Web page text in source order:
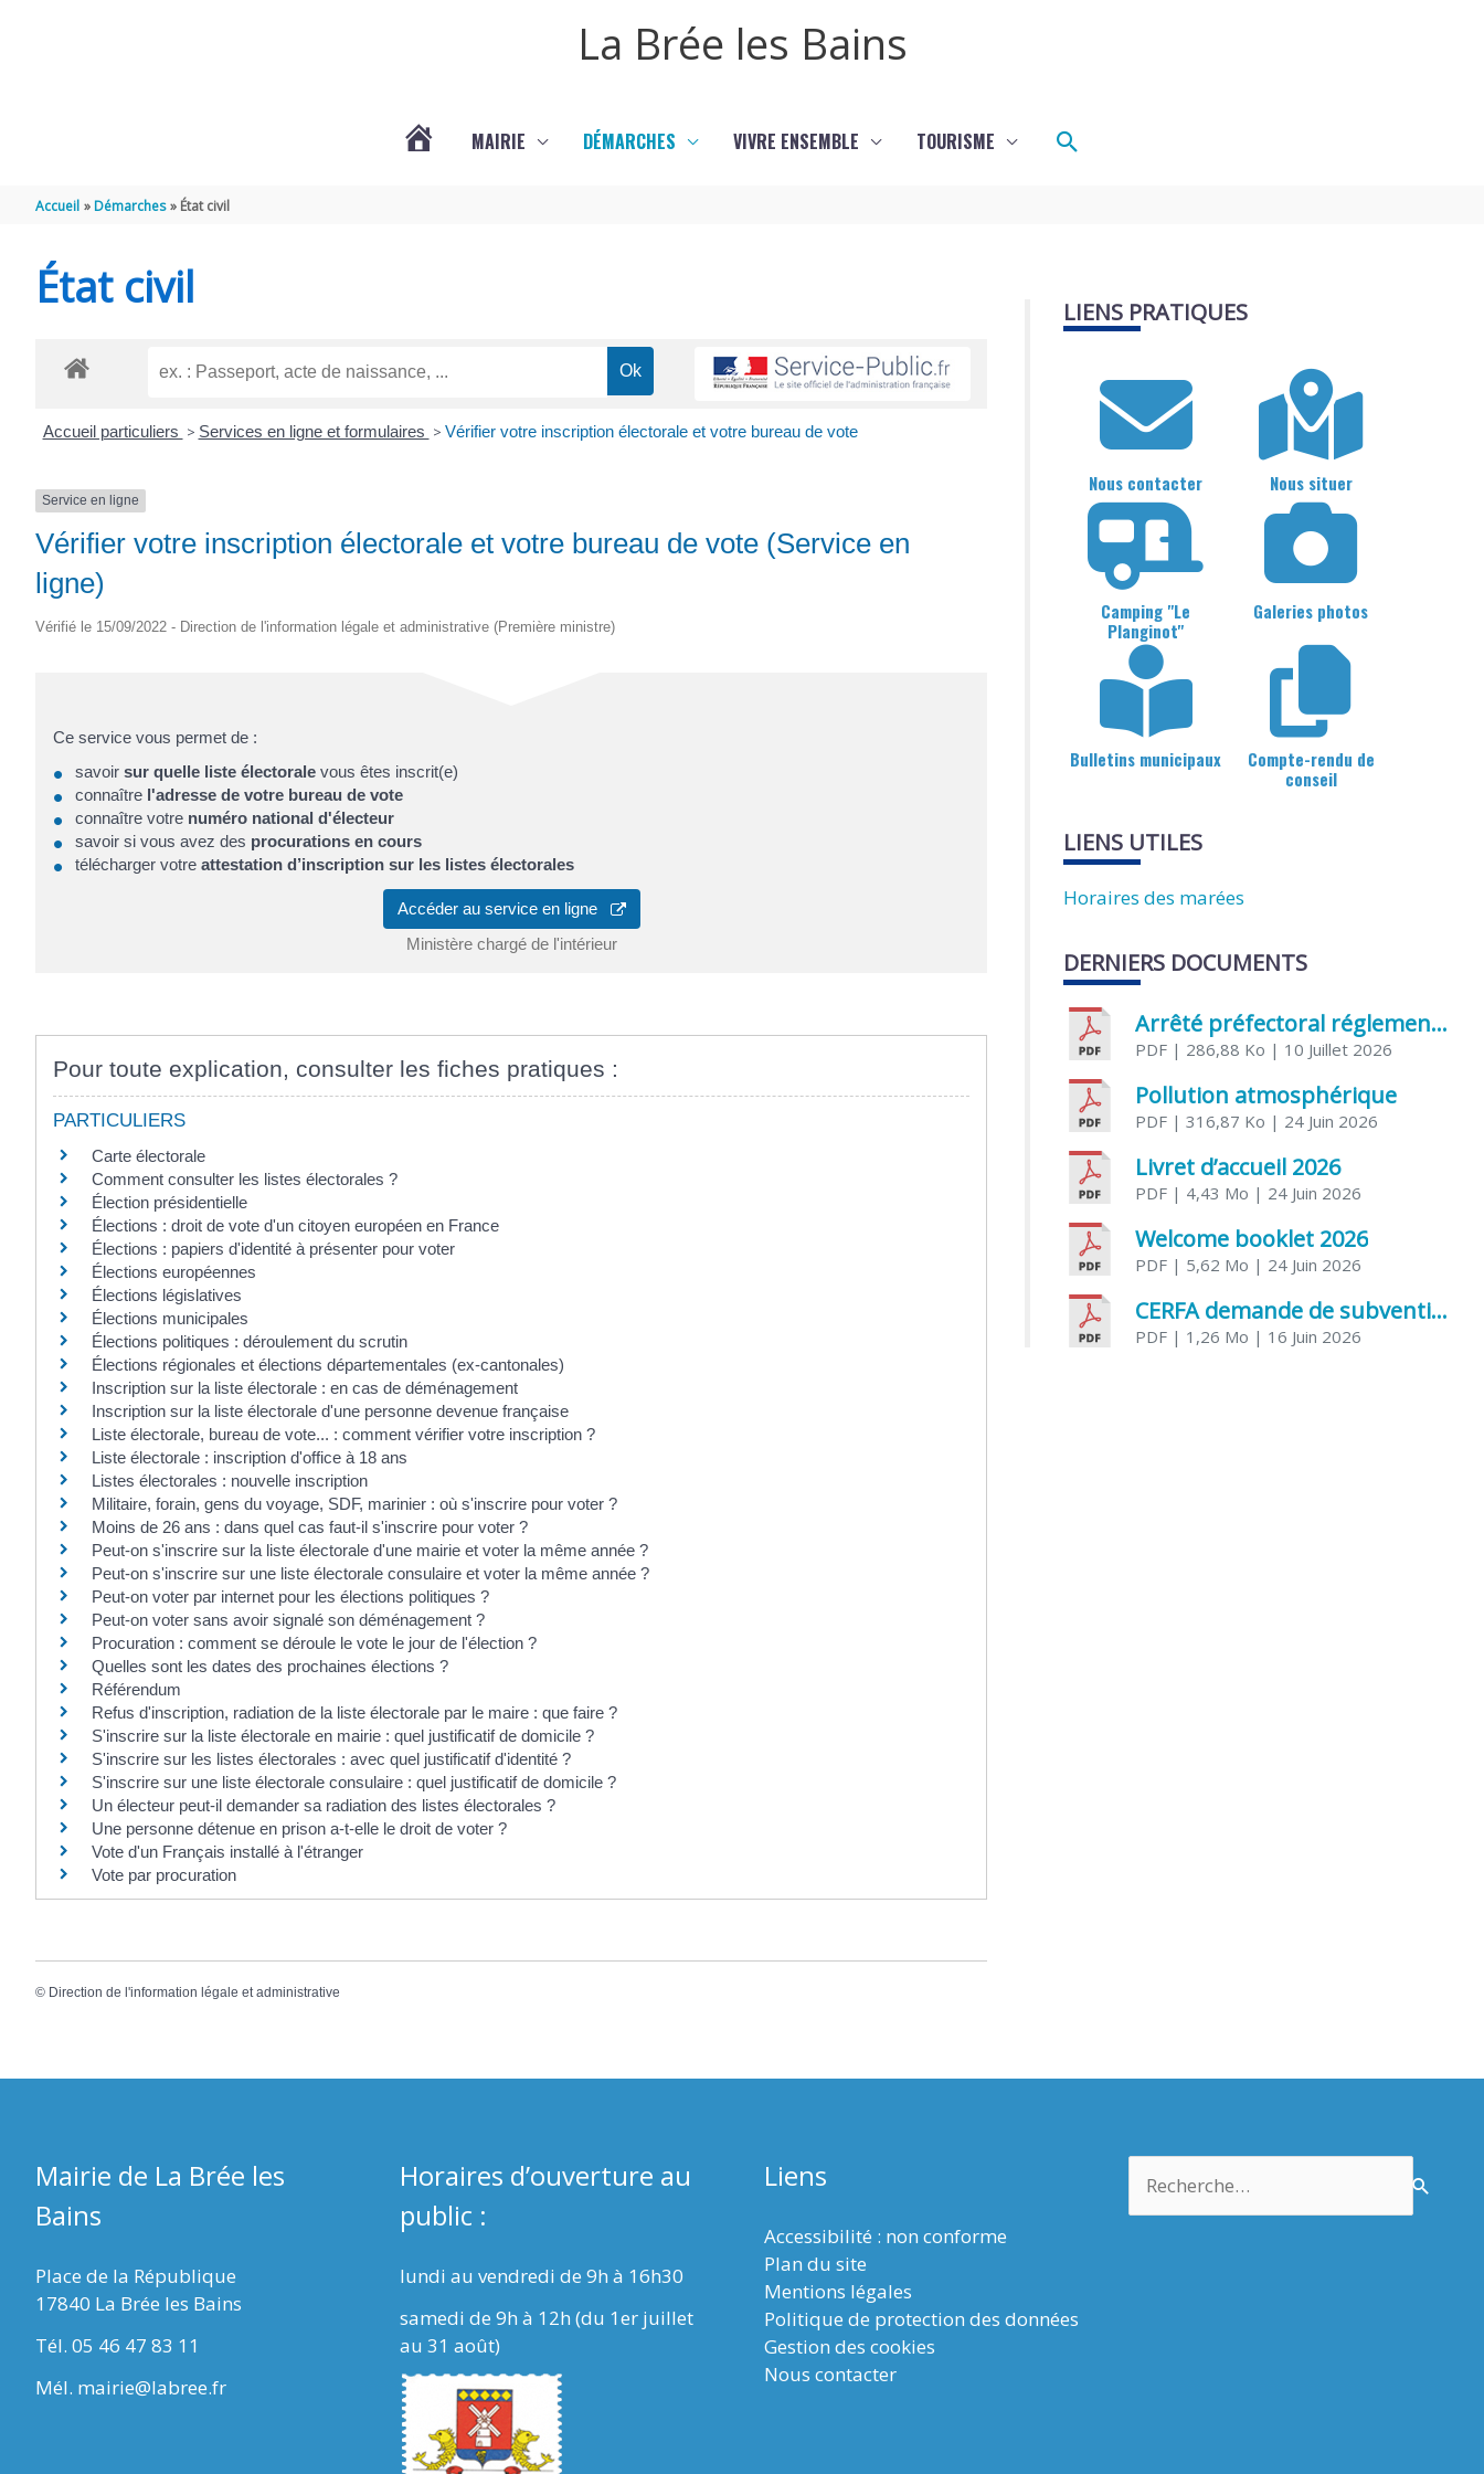
La Brée les Bains
TITRE)
MAIRIE DÉMARCHES VIVRE ENSEMBLE TOURISME Rechercher
Accueil Démarches État civil
État civil
Accueil particuliers > Services en ligne et formulaires > Vérifier votre inscription électorale et votre bureau de vote
Service en ligne
Vérifier votre inscription électorale et votre bureau de vote (Service en
ligne)
Vérifié le 15/09/2022 - Direction de l'information légale et administrative (Première ministre)
Ce service vous permet de :
savoir sur quelle liste électorale vous êtes inscrit(e)
connaître l'adresse de votre bureau de vote
connaître votre numéro national d'électeur
savoir si vous avez des procurations en cours
télécharger votre attestation d’inscription sur les listes électorales
Accéder au service en ligne
Ministère chargé de l'intérieur
Pour toute explication, consulter les fiches pratiques :
PARTICULIERS
Carte électorale
Comment consulter les listes électorales ?
Élection présidentielle
Élections : droit de vote d'un citoyen européen en France
Élections : papiers d'identité à présenter pour voter
Élections européennes
Élections législatives
Élections municipales
Élections politiques : déroulement du scrutin
Élections régionales et élections départementales (ex-cantonales)
Inscription sur la liste électorale : en cas de déménagement
Inscription sur la liste électorale d'une personne devenue française
Liste électorale, bureau de vote... : comment vérifier votre inscription ?
Liste électorale : inscription d'office à 18 ans
Listes électorales : nouvelle inscription
Militaire, forain, gens du voyage, SDF, marinier : où s'inscrire pour voter ?
Moins de 26 ans : dans quel cas faut-il s'inscrire pour voter ?
Peut-on s'inscrire sur la liste électorale d'une mairie et voter la même année ?
Peut-on s'inscrire sur une liste électorale consulaire et voter la même année ?
Peut-on voter par internet pour les élections politiques ?
Peut-on voter sans avoir signalé son déménagement ?
Procuration : comment se déroule le vote le jour de l'élection ?
Quelles sont les dates des prochaines élections ?
Référendum
Refus d'inscription, radiation de la liste électorale par le maire : que faire ?
S'inscrire sur la liste électorale en mairie : quel justificatif de domicile ?
S'inscrire sur les listes électorales : avec quel justificatif d'identité ?
S'inscrire sur une liste électorale consulaire : quel justificatif de domicile ?
Un électeur peut-il demander sa radiation des listes électorales ?
Une personne détenue en prison a-t-elle le droit de voter ?
Vote d'un Français installé à l'étranger
Vote par procuration
© Direction de l'information légale et administrative
LIENS PRATIQUES
Nous contacter Nous situer
Camping "Le
Planginot"
Galeries photos
Bulletins municipaux
Compte-rendu de
conseil
LIENS UTILES
Horaires des marées
DERNIERS DOCUMENTS
Arrêté préfectoral réglementant l’usage de l’eau
PDF | 286,88 Ko | 10 Juillet 2026
Pollution atmosphérique
PDF | 316,87 Ko | 24 Juin 2026
Livret d’accueil 2026
PDF | 4,43 Mo | 24 Juin 2026
Welcome booklet 2026
PDF | 5,62 Mo | 24 Juin 2026
CERFA demande de subvention association
PDF | 1,26 Mo | 16 Juin 2026
Mairie de La Brée les
Bains
Place de la République
17840 La Brée les Bains
Tél. 05 46 47 83 11
Mél. mairie@labree.fr
Horaires d’ouverture au
public :
lundi au vendredi de 9h à 16h30
samedi de 9h à 12h (du 1er juillet
au 31 août)
Liens
Accessibilité : non conforme
Plan du site
Mentions légales
Politique de protection des données
Gestion des cookies
Nous contacter